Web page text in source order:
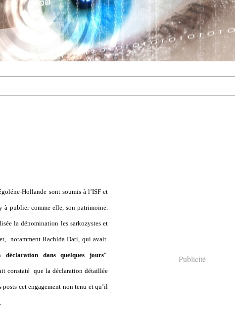
Hollande sont soumis à l’ISF et
à publier comme elle, son patrimoine.
la dénomination les sarkozystes et
notammentRachida Dati, qui avait
déclaration dans quelques jours".
constaté que la déclaration détaillée
posts cet engagement non tenu et qu’il
Publicité